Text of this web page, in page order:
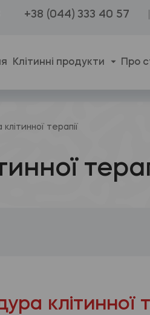
+38 (044) 333 40 57
Клітинні продукти Про
терапії
клітинної